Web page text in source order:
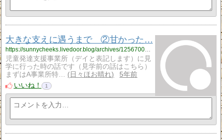
大きな支えに遇うまで ②甘かった…
https://sunnycheeks.livedoor.blog/archives/12567005.html
児童発達支援事業所（デイと表記します）に見
学に行った時の話です（見学前の話はこちら）
まずはA事業所特…
日々ほお晴れ
5年前
いいね！
1